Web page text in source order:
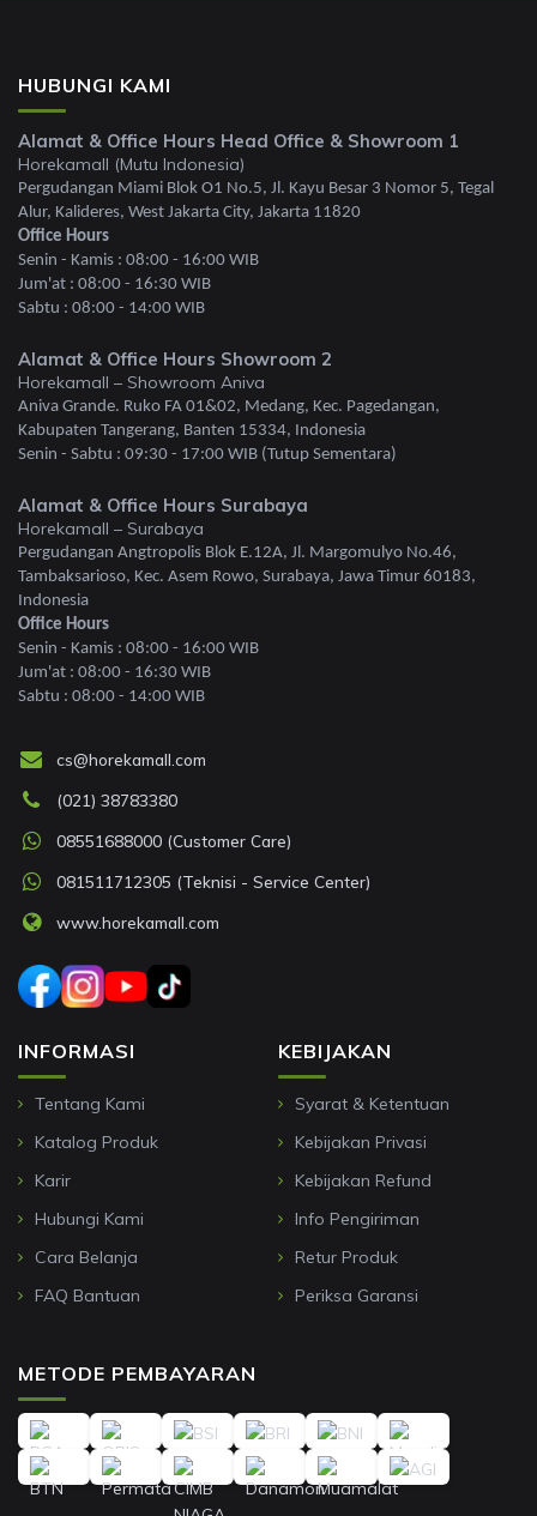
HUBUNGI KAMI
Alamat & Office Hours Head Office & Showroom 1
Horekamall (Mutu Indonesia)
Pergudangan Miami Blok O1 No.5, Jl. Kayu Besar 3 Nomor 5, Tegal
Alur, Kalideres, West Jakarta City, Jakarta 11820
Office Hours
Senin - Kamis : 08:00 - 16:00 WIB
Jum'at : 08:00 - 16:30 WIB
Sabtu : 08:00 - 14:00 WIB
Alamat & Office Hours Showroom 2
Horekamall – Showroom Aniva
Aniva Grande. Ruko FA 01&02, Medang, Kec. Pagedangan,
Kabupaten Tangerang, Banten 15334, Indonesia
Senin - Sabtu : 09:30 - 17:00 WIB (Tutup Sementara)
Alamat & Office Hours Surabaya
Horekamall – Surabaya
Pergudangan Angtropolis Blok E.12A, Jl. Margomulyo No.46,
Tambaksarioso, Kec. Asem Rowo, Surabaya, Jawa Timur 60183,
Indonesia
Office Hours
Senin - Kamis : 08:00 - 16:00 WIB
Jum'at : 08:00 - 16:30 WIB
Sabtu : 08:00 - 14:00 WIB
INFORMASI
Tentang Kami
Katalog Produk
Karir
Hubungi Kami
Cara Belanja
FAQ Bantuan
KEBIJAKAN
Syarat & Ketentuan
Kebijakan Privasi
Kebijakan Refund
Info Pengiriman
Retur Produk
Periksa Garansi
cs@horekamall.com
(021) 38783380
08551688000 (Customer Care)
081511712305 (Teknisi - Service Center)
www.horekamall.com
METODE PEMBAYARAN